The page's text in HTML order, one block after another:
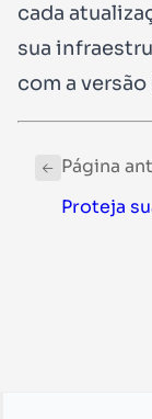
cada
sua
com a
Página
Proteja